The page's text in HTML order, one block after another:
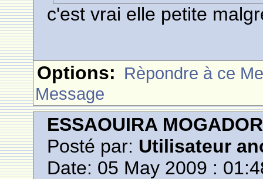
c'est vrai elle petite
Options: Rèpondre à ce
Message
ESSAOUIRA MOGADOR
Posté par: Utilisateur
Date: 05 May 2009 :